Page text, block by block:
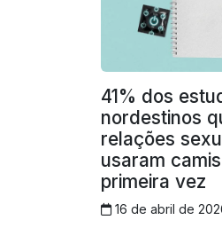
41% dos
nordestinos
relações
usaram
primeira vez
16 de abril de